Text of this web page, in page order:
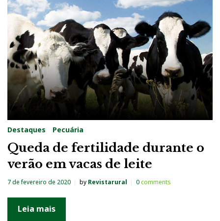
Destaques Pecuária
Queda de fertilidade durante o
verão em vacas de leite
7 de fevereiro de 2020 by Revistarural 0comments
Leia mais